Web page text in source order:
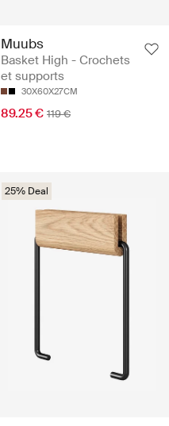
Muubs
Basket High - Crochets
et supports
30X60X27CM
89.25 € 119 €
25% Deal